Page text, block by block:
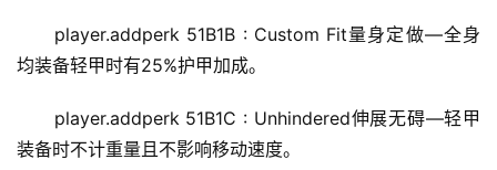
player.addperk 51B1B : Custom Fit量身定做—全身
均装备轻甲时有25%护甲加成。
player.addperk 51B1C : Unhindered伸展无碍—轻甲
装备时不计重量且不影响移动速度。